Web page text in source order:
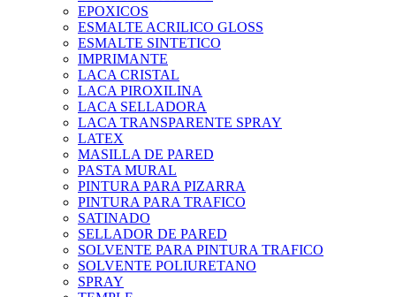
EPOXICOS
ESMALTE ACRILICO GLOSS
ESMALTE SINTETICO
IMPRIMANTE
LACA CRISTAL
LACA PIROXILINA
LACA SELLADORA
LACA TRANSPARENTE SPRAY
LATEX
MASILLA DE PARED
PASTA MURAL
PINTURA PARA PIZARRA
PINTURA PARA TRAFICO
SATINADO
SELLADOR DE PARED
SOLVENTE PARA PINTURA TRAFICO
SOLVENTE POLIURETANO
SPRAY